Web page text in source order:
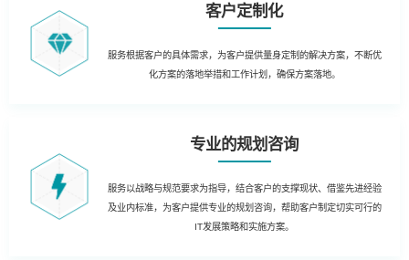
客户定制化
服务根据客户的具体需求，为客户提供量身定制的解决方案，不断优
化方案的落地举措和工作计划，确保方案落地。
专业的规划咨询
服务以战略与规范要求为指导，结合客户的支撑现状、借鉴先进经验
及业内标准，为客户提供专业的规划咨询，帮助客户制定切实可行的
IT发展策略和实施方案。